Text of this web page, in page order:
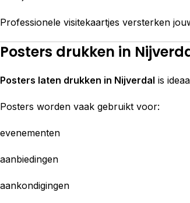
Professionele visitekaartjes versterken
Posters drukken in
Posters laten drukken in Nijverdal is
Posters worden vaak gebruikt voor:
evenementen
aanbiedingen
aankondigingen